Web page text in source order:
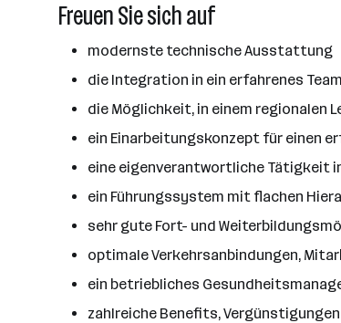
Freuen Sie sich auf
modernste technische Ausstattung
die Integration in ein erfahrenes
die Möglichkeit, in einem regionalen
ein Einarbeitungskonzept für einen
eine eigenverantwortliche Tätigkeit
ein Führungssystem mit flachen
sehr gute Fort- und
optimale Verkehrsanbindungen,
ein betriebliches
zahlreiche Benefits,